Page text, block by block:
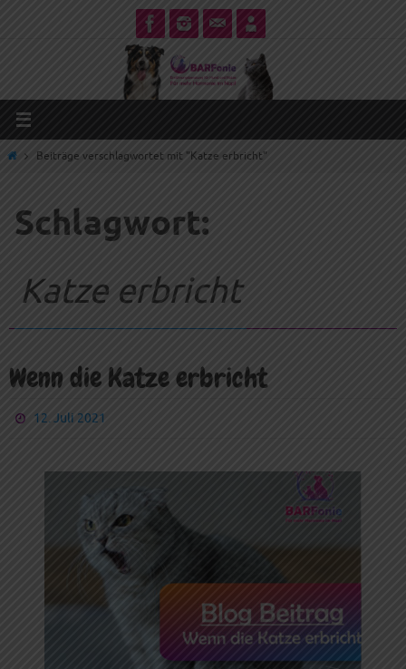
StartBeiträge verschlagwortet mit "Katze erbricht"
Schlagwort:
Katze erbricht
Wenn die Katze erbricht
12. Juli 2021